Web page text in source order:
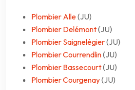
Plombier Alle(JU)
Plombier Delémont(JU)
Plombier Saignelégier(JU)
Plombier Courrendlin(JU)
Plombier Bassecourt(JU)
Plombier Courgenay(JU)